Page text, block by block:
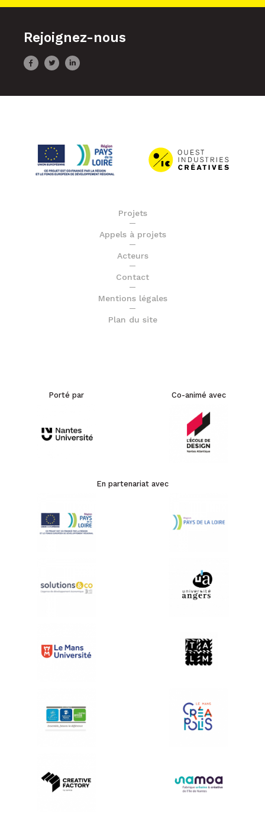
Rejoignez-nous
Projets
Appels à projets
Acteurs
Contact
Mentions légales
Plan du site
Porté par Co-animé avec
En partenariat avec